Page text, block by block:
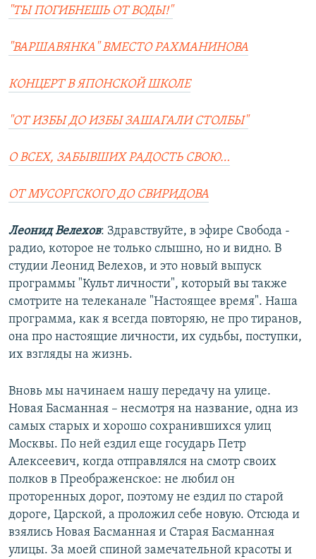
"ТЫ ПОГИБНЕШЬ ОТ ВОДЫ!"
"ВАРШАВЯНКА" ВМЕСТО РАХМАНИНОВА
КОНЦЕРТ В ЯПОНСКОЙ ШКОЛЕ
"ОТ ИЗБЫ ДО ИЗБЫ ЗАШАГАЛИ СТОЛБЫ"
О ВСЕХ, ЗАБЫВШИХ РАДОСТЬ СВОЮ…
ОТ МУСОРГСКОГО ДО СВИРИДОВА
Леонид Велехов: Здравствуйте, в эфире Свобода -
радио, которое не только слышно, но и видно. В
студии Леонид Велехов, и это новый выпуск
программы "Культ личности", который вы также
смотрите на телеканале "Настоящее время". Наша
программа, как я всегда повторяю, не про тиранов,
она про настоящие личности, их судьбы, поступки,
их взгляды на жизнь.
Вновь мы начинаем нашу передачу на улице.
Новая Басманная – несмотря на название, одна из
самых старых и хорошо сохранившихся улиц
Москвы. По ней ездил еще государь Петр
Алексеевич, когда отправлялся на смотр своих
полков в Преображенское: не любил он
проторенных дорог, поэтому не ездил по старой
дороге, Царской, а проложил себе новую. Отсюда и
взялись Новая Басманная и Старая Басманная
улицы. За моей спиной замечательной красоты и